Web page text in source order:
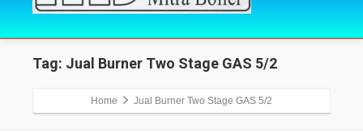
Tag: Jual Burner Two Stage GAS 5/2
Home Jual Burner Two Stage GAS 5/2